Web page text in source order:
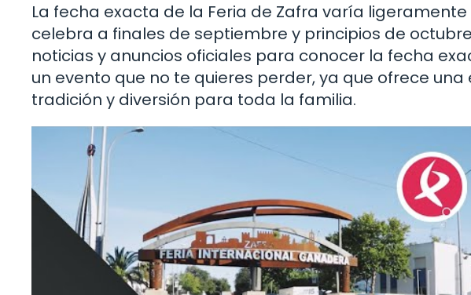
La fecha exacta de la Feria de Zafra varía
celebra a finales de septiembre y principios de
noticias y anuncios oficiales para conocer la fecha
un evento que no te quieres perder, ya que ofrece
tradición y diversión para toda la familia.